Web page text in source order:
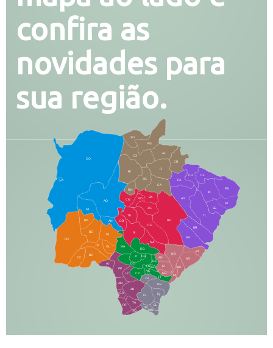
confira as
novidades para
sua região.
CO
AQ
MI
AN
CX
RI
AL
CR
FI
SG
BA
CA
PA
CH CL
PB
SE
TL
AG
BR
SR
BT
AR
RP
RO
JG
CG
SI
NA
TA
NH
JT
RB
MA
IT
DR
DO
CP
JU
NV
IQ
EL
BD
BO
NI
JD
PO
BV
CC
PP
AJ
LC
AM
AB
JP
DB
TE
CS
PR
TA
SQ
IG
MN
IN
NO
BP
RN
CN
GL
AN
IV
FS
VC
GD
DE
AT
PG
SO
LA